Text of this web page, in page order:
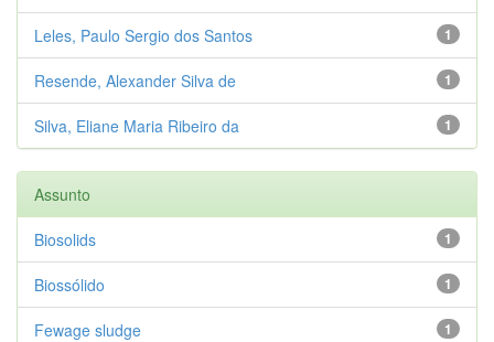
1
Leles, Paulo Sergio dos Santos
1
Resende, Alexander Silva de
1
Silva, Eliane Maria Ribeiro da
Assunto
1
Biosolids
1
Biossólido
1
Fewage sludge